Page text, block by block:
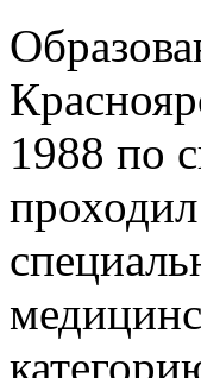
1988 по